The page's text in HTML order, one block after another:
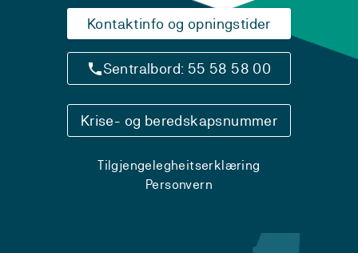
Kontaktinfo og opningstider
Sentralbord: 55 58 58 00
Krise- og beredskapsnummer
Tilgjengelegheitserklæring
Personvern